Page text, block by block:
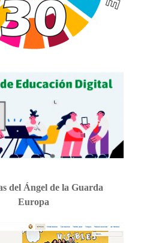
del Ángel de la Guarda
Europa